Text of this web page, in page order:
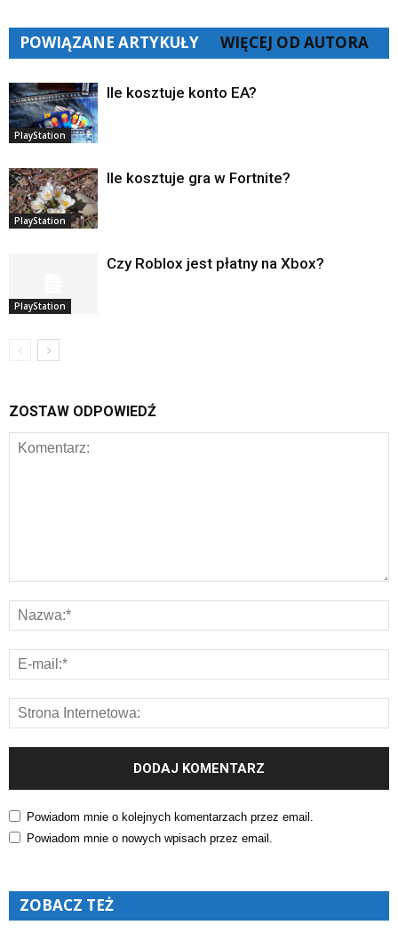
POWIĄZANE ARTYKUŁY WIĘCEJ OD AUTORA
PlayStation
Ile kosztuje konto EA?
PlayStation
Ile kosztuje gra w Fortnite?
PlayStation
Czy Roblox jest płatny na Xbox?
ZOSTAW ODPOWIEDŹ
Powiadom mnie o kolejnych komentarzach przez email.
Powiadom mnie o nowych wpisach przez email.
ZOBACZ TEŻ